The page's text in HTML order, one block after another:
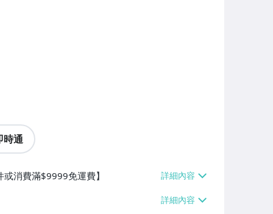
時通
消費滿$9999免運費】